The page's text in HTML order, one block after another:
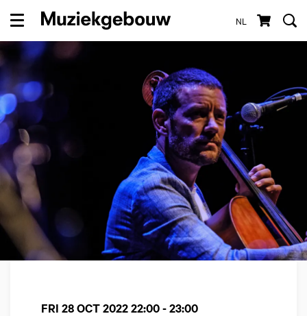
NL
Menu
FRI 28 OCT 202222:00 - 23:00